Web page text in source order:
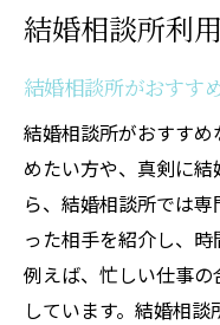
結婚相談所利
結婚相談所がおすす
結婚相談所がおすす
めたい方や、真剣に
ら、結婚相談所では
った相手を紹介し、時
例えば、忙しい仕事
しています。結婚相